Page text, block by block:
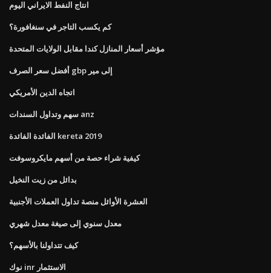
انتاج النفط الايراني اليوم
كم يكسب التاجر في سنغافورة؟
مؤشر أسعار المنازل كندا مقابل الولايات المتحدة
أفضل سعر الصرف gbp إلى مير
اتجاه الدين الأمريكي
سهم وتداول السندات anz
الفائدة الفائدة kereta 2019
كيفية شراء حصة من أسهم مايكروسوفت
بدائل من زيت النخيل
العشرة الأوائل منصة تداول العملات الأجنبية
معدل سنوي إلى صيغة معدل شهري
كيف تتداولنا بالأسهم؟
نوك inr الاستثمار